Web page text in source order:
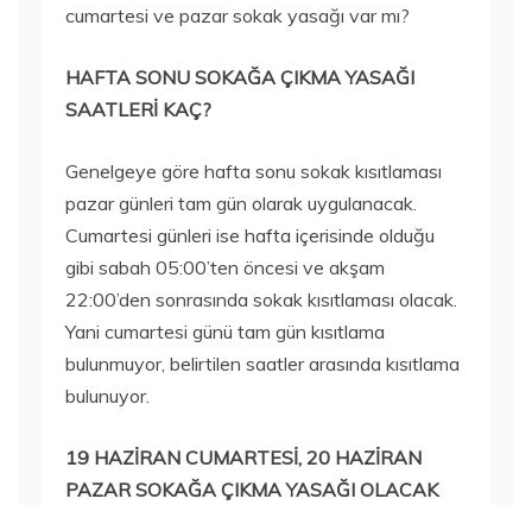
cumartesi ve pazar sokak yasağı var mı?
HAFTA SONU SOKAĞA ÇIKMA YASAĞI
SAATLERİ KAÇ?
Genelgeye göre hafta sonu sokak kısıtlaması
pazar günleri tam gün olarak uygulanacak.
Cumartesi günleri ise hafta içerisinde olduğu
gibi sabah 05:00’ten öncesi ve akşam
22:00’den sonrasında sokak kısıtlaması olacak.
Yani cumartesi günü tam gün kısıtlama
bulunmuyor, belirtilen saatler arasında kısıtlama
bulunuyor.
19 HAZİRAN CUMARTESİ, 20 HAZİRAN
PAZAR SOKAĞA ÇIKMA YASAĞI OLACAK